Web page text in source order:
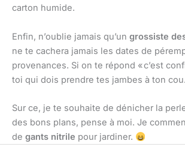
carton humide.
Enfin, n’oublie jamais qu’un grossiste
ne te cachera jamais les dates de
provenances. Si on te répond « c’est
toi qui dois prendre tes jambes à ton cou.
Sur ce, je te souhaite de dénicher la
des bons plans, pense à moi. Je
de gants nitrile pour jardiner.